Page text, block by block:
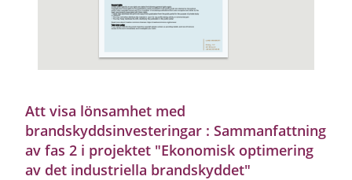
Att visa lönsamhet med
brandskyddsinvesteringar : Sammanfattning
av fas 2 i projektet "Ekonomisk optimering
av det industriella brandskyddet"